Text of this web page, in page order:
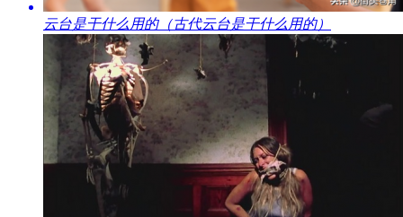
​云台是干什么用的（古代云台是干什么用的）